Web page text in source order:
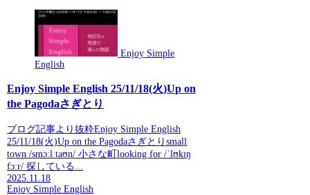
Enjoy Simple
English
Enjoy Simple English 25/11/18(火)Up on
the Pagodaさぎとり
ブログ記事より抜粋Enjoy Simple English
25/11/18(火)Up on the Pagodaさぎとりsmall
town /smɔːl taʊn/ 小さな町looking for /ˈlʊkɪŋ
fɔːr/ 探している...
2025.11.18
Enjoy Simple English